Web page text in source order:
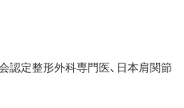
認定整形外科専門医、日本肩関節